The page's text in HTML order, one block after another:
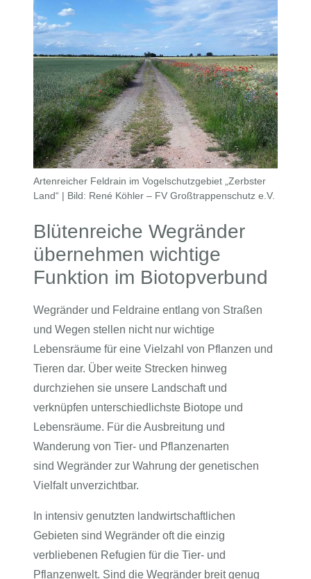
Artenreicher Feldrain im Vogelschutzgebiet „Zerbster
Land“ | Bild: René Köhler – FV Großtrappenschutz e.V.
Blütenreiche Wegränder
übernehmen wichtige
Funktion im Biotopverbund
Wegränder und Feldraine entlang von Straßen
und Wegen stellen nicht nur wichtige
Lebensräume für eine Vielzahl von Pflanzen und
Tieren dar. Über weite Strecken hinweg
durchziehen sie unsere Landschaft und
verknüpfen unterschiedlichste Biotope und
Lebensräume. Für die Ausbreitung und
Wanderung von Tier- und Pflanzenarten
sind Wegränder zur Wahrung der genetischen
Vielfalt unverzichtbar.
In intensiv genutzten landwirtschaftlichen
Gebieten sind Wegränder oft die einzig
verbliebenen Refugien für die Tier- und
Pflanzenwelt. Sind die Wegränder breit genug